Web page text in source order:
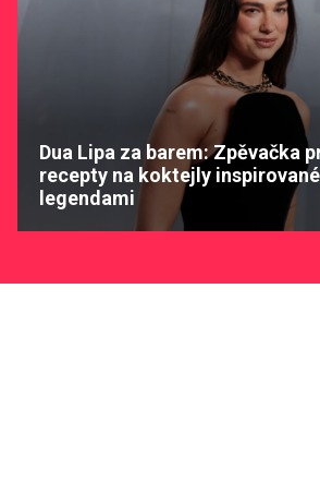
Dua Lipa za barem: Zpěvačka
recepty na koktejly
legendami